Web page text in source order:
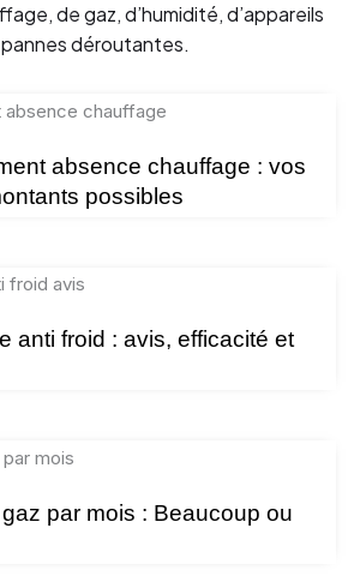
de gaz, d’humidité, d’appareils
déroutantes.
absence chauffage : vos
possibles
anti froid : avis, efficacité et
par mois : Beaucoup ou